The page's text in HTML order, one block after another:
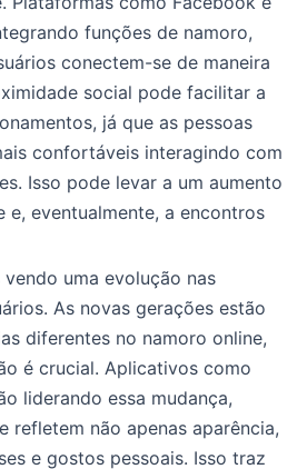
funções de namoro,
conectem-se de maneira
social pode facilitar a
já que as pessoas
confortáveis interagindo com
Isso pode levar a um aumento
e, eventualmente, a encontros
uma evolução nas
As novas gerações estão
diferentes no namoro online,
é crucial. Aplicativos como
liderando essa mudança,
refletem não apenas aparência,
e gostos pessoais. Isso traz